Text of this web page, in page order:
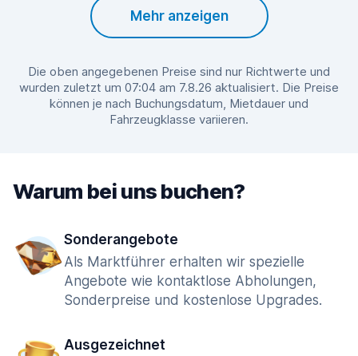
Mehr anzeigen
Die oben angegebenen Preise sind nur Richtwerte und
wurden zuletzt um 07:04 am 7.8.26 aktualisiert. Die Preise
können je nach Buchungsdatum, Mietdauer und
Fahrzeugklasse variieren.
Warum bei uns buchen?
Sonderangebote
Als Marktführer erhalten wir spezielle
Angebote wie kontaktlose Abholungen,
Sonderpreise und kostenlose Upgrades.
Ausgezeichnet